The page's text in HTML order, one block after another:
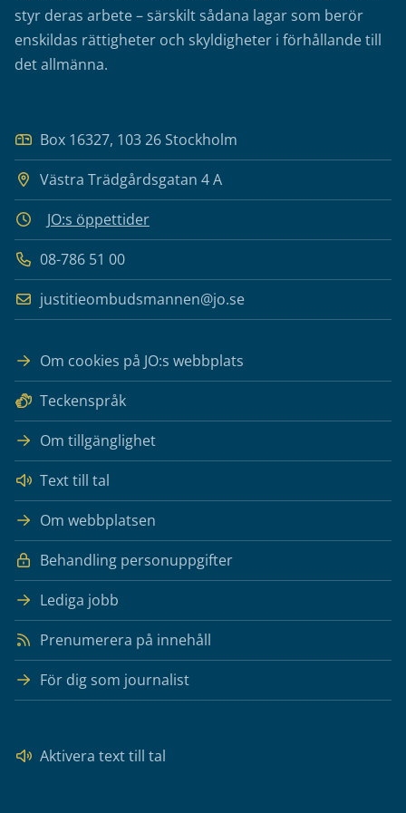
styr deras arbete – särskilt sådana lagar som berör
enskildas rättigheter och skyldigheter i förhållande till
det allmänna.
Box 16327, 103 26 Stockholm
Västra Trädgårdsgatan 4 A
JO:s öppettider
08-786 51 00
justitieombudsmannen@jo.se
Om cookies på JO:s webbplats
Teckenspråk
Om tillgänglighet
Text till tal
Om webbplatsen
Behandling personuppgifter
Lediga jobb
Prenumerera på innehåll
För dig som journalist
Aktivera text till tal